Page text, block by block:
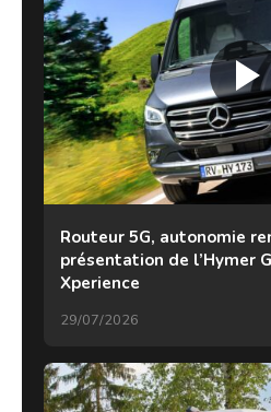
Routeur 5G, autonomie
présentation de l’Hymer
Xperience
29/07/2026